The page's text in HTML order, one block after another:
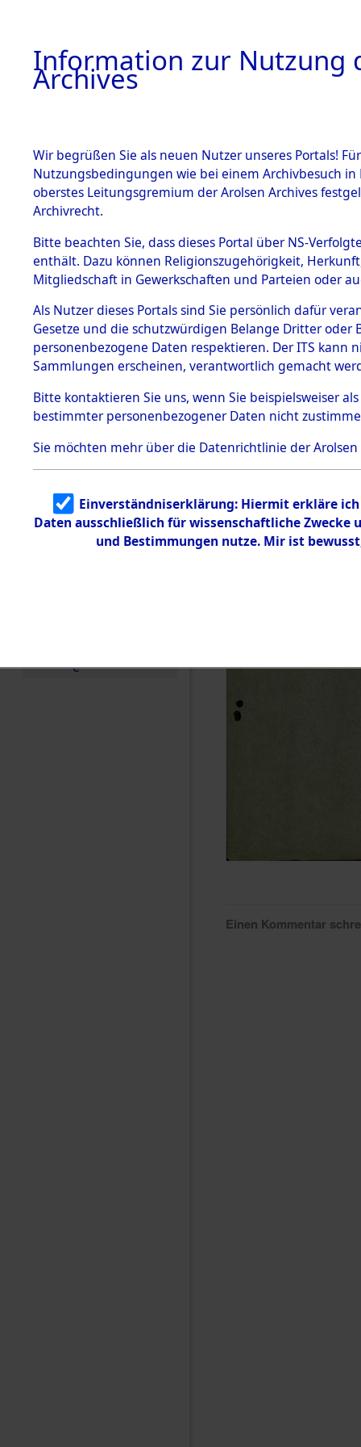
BESTÄNDE
1.
mente
5. Verschiedenes
5.3
Todesmärsche
5.3.1 Alliierte
Erhebungen
zu
Todesmärsch
en
5.3.2
Identifizierun
g
5.3.3
Todesmärsch
e
0002
Einen Kommentar
Information zur Nutzung
Archives
Wir begrüßen Sie als neuen Nutzer unseres Portals!
Nutzungsbedingungen wie bei einem Archivbesuch
oberstes Leitungsgremium der Arolsen Archives
Archivrecht.
Bitte beachten Sie, dass dieses Portal über NS-
enthält. Dazu können Religionszugehörigkeit,
Mitgliedschaft in Gewerkschaften und Parteien oder
Als Nutzer dieses Portals sind Sie persönlich dafür
Gesetze und die schutzwürdigen Belange Dritter
personenbezogene Daten respektieren. Der ITS
Sammlungen erscheinen, verantwortlich gemacht
Bitte kontaktieren Sie uns, wenn Sie beispielsweiser
bestimmter personenbezogener Daten nicht
Sie möchten mehr über die Datenrichtlinie der Arolsen
Einverständniserklärung: Hiermit erkläre
Daten ausschließlich für wissenschaftliche
und Bestimmungen nutze. Mir ist